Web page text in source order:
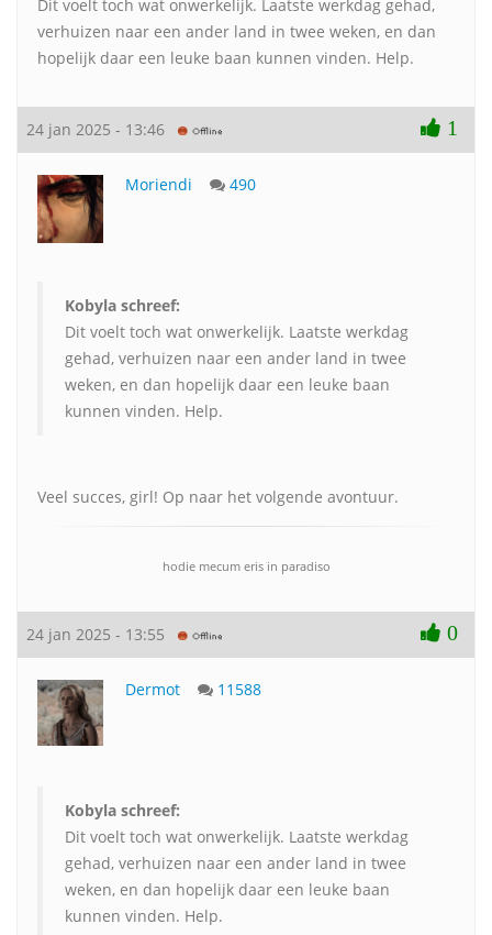
Dit voelt toch wat onwerkelijk. Laatste werkdag gehad,
verhuizen naar een ander land in twee weken, en dan
hopelijk daar een leuke baan kunnen vinden. Help.
24 jan 2025 - 13:46 1
Moriendi 490
Kobyla schreef:
Dit voelt toch wat onwerkelijk. Laatste werkdag
gehad, verhuizen naar een ander land in twee
weken, en dan hopelijk daar een leuke baan
kunnen vinden. Help.
Veel succes, girl! Op naar het volgende avontuur.
hodie mecum eris in paradiso
24 jan 2025 - 13:55 0
Dermot 11588
Kobyla schreef:
Dit voelt toch wat onwerkelijk. Laatste werkdag
gehad, verhuizen naar een ander land in twee
weken, en dan hopelijk daar een leuke baan
kunnen vinden. Help.